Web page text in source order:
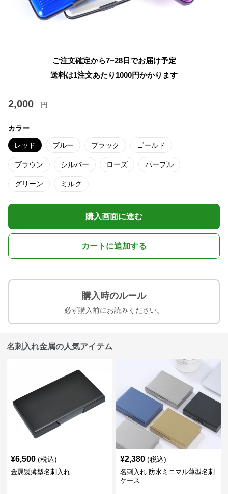
ご注文確定から7~28日でお届け予定
送料は1注文あたり 1000円かかります
2,000 円
カラー
レッド ブルー ブラック ゴールド
ブラウン シルバー ローズ パープル
グリーン ミルク
購入画面に進む
カートに追加する
購入時のルール
必ず購入前にお読みください。
名刺入れ金属の人気アイテム
¥6,500 (税込)
金属製薄型名刺入れ
¥2,380 (税込)
名刺入れ 防水ミニマル薄型名刺
ケース